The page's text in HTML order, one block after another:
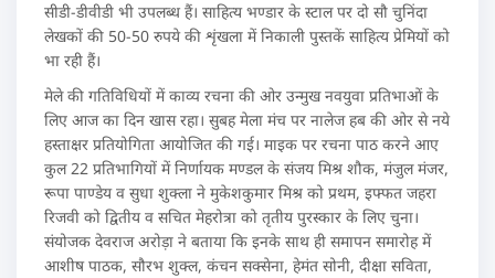
सीडी-डीवीडी भी उपलब्ध हैं। साहित्य भण्डार के स्टाल पर दो सौ चुनिंदा
लेखकों की 50-50 रुपये की शृंखला में निकाली पुस्तकें साहित्य प्रेमियों को
भा रही हैं।
मेले की गतिविधियों में काव्य रचना की ओर उन्मुख नवयुवा प्रतिभाओं के
लिए आज का दिन खास रहा। सुबह मेला मंच पर नालेज हब की ओर से नये
हस्ताक्षर प्रतियोगिता आयोजित की गई। माइक पर रचना पाठ करने आए
कुल 22 प्रतिभागियों में निर्णायक मण्डल के संजय मिश्र शौक, मंजुल मंजर,
रूपा पाण्डेय व सुधा शुक्ला ने मुकेशकुमार मिश्र को प्रथम, इफ्फत जहरा
रिजवी को द्वितीय व सचित मेहरोत्रा को तृतीय पुरस्कार के लिए चुना।
संयोजक देवराज अरोड़ा ने बताया कि इनके साथ ही समापन समारोह में
आशीष पाठक, सौरभ शुक्ल, कंचन सक्सेना, हेमंत सोनी, दीक्षा सविता,